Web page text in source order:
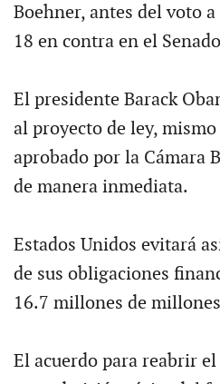
Boehner, antes del voto
18 en contra en el
El presidente Barack
al proyecto de ley, mismo
aprobado por la Cámara
de manera inmediata.
Estados Unidos evitará
de sus obligaciones
16.7 millones de
El acuerdo para reabrir